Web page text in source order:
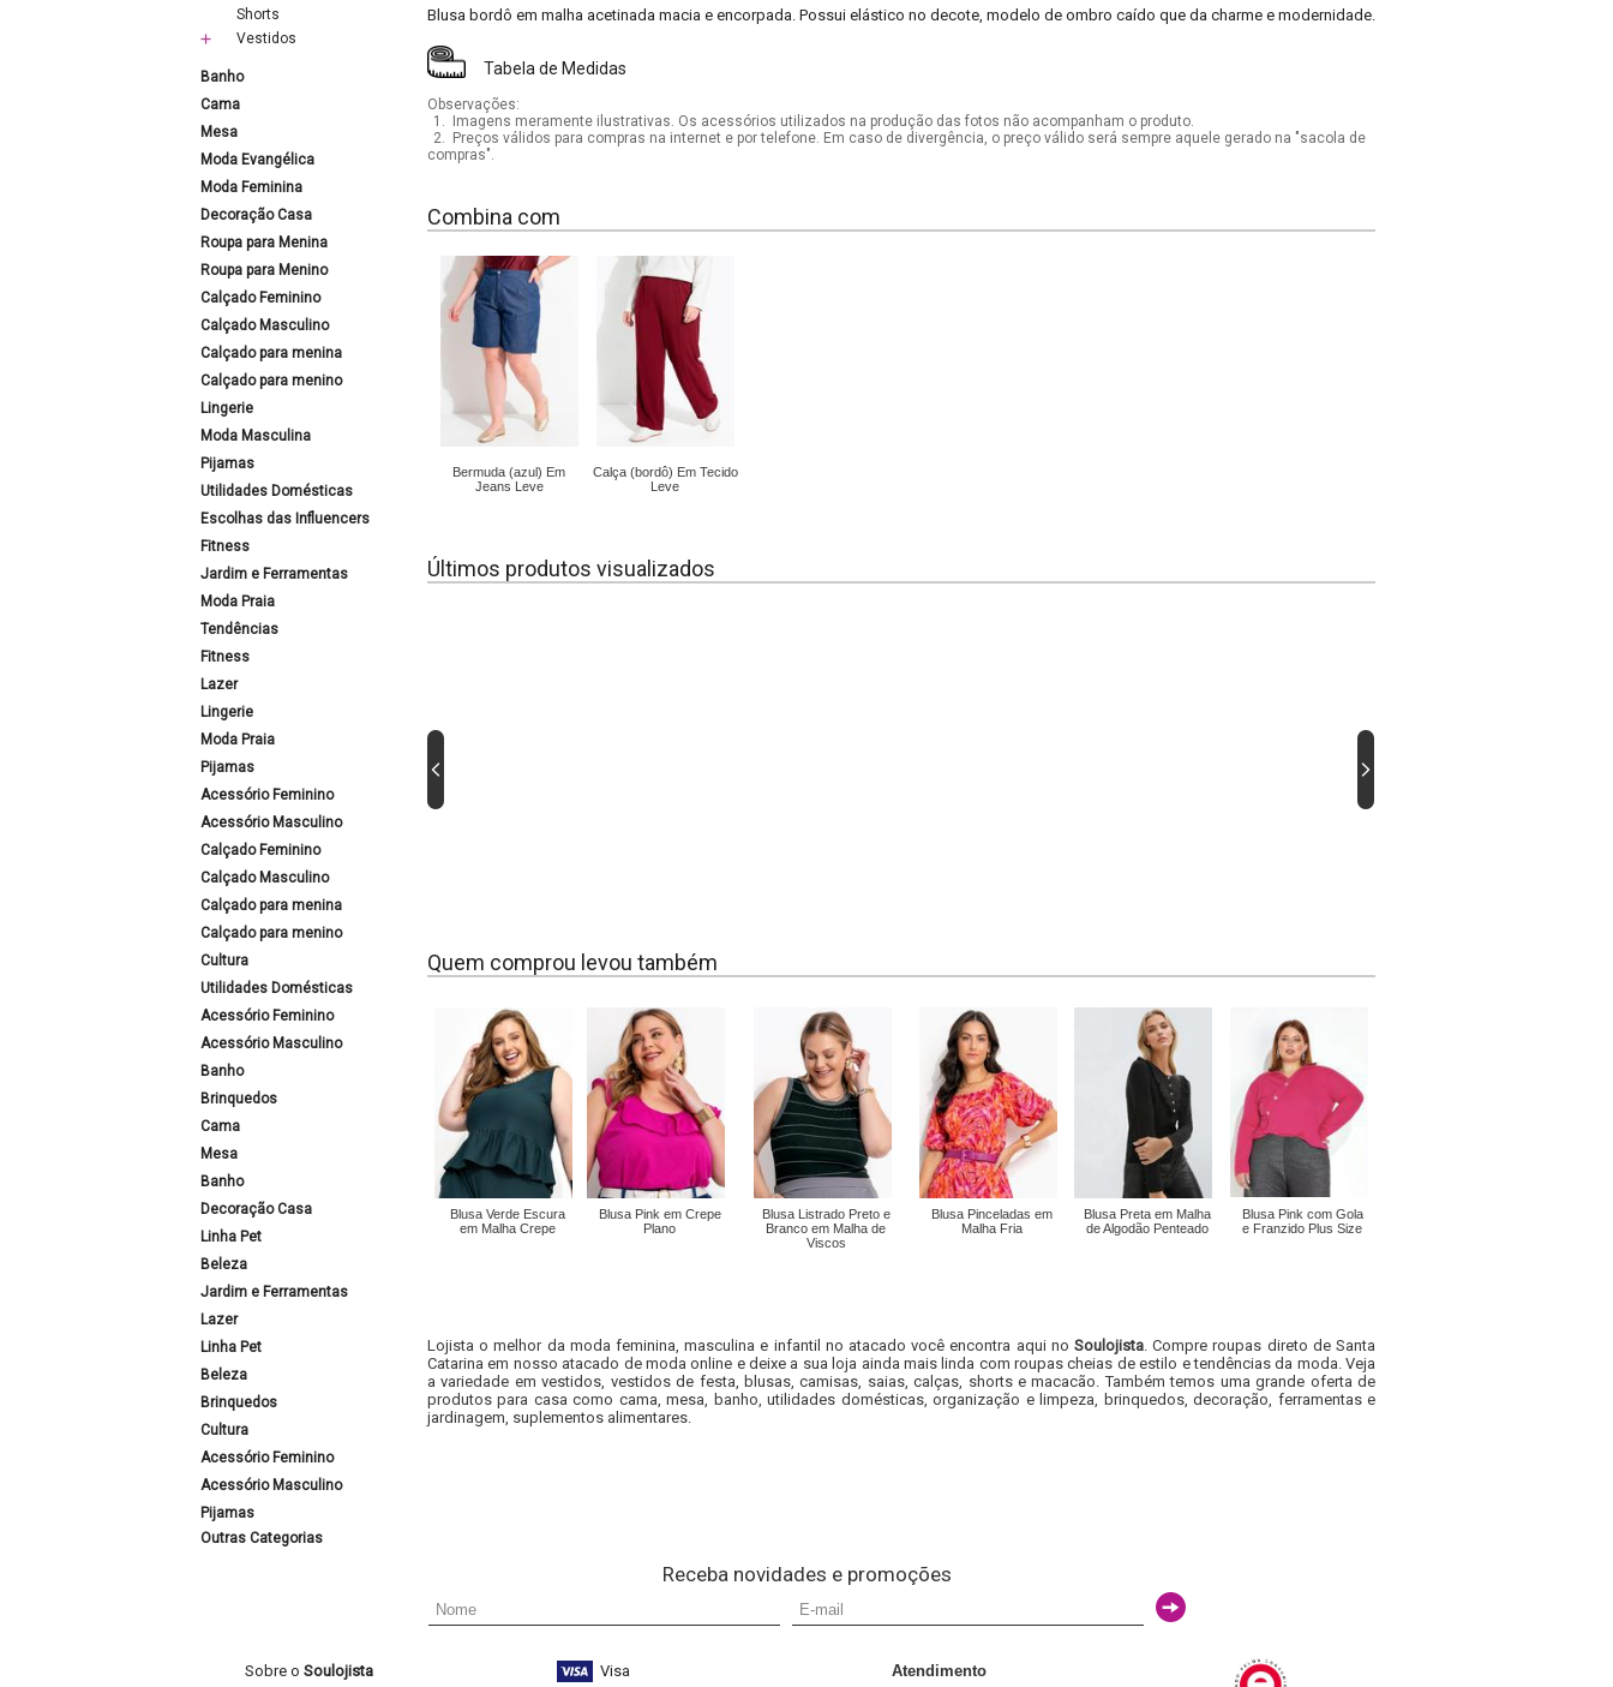
Shorts
Vestidos
Banho
Cama
Mesa
Moda Evangélica
Moda Feminina
Decoração Casa
Roupa para Menina
Roupa para Menino
Calçado Feminino
Calçado Masculino
Calçado para menina
Calçado para menino
Lingerie
Moda Masculina
Pijamas
Utilidades Domésticas
Escolhas das Influencers
Fitness
Jardim e Ferramentas
Moda Praia
Tendências
Fitness
Lazer
Lingerie
Moda Praia
Pijamas
Acessório Feminino
Acessório Masculino
Calçado Feminino
Calçado Masculino
Calçado para menina
Calçado para menino
Cultura
Utilidades Domésticas
Acessório Feminino
Acessório Masculino
Banho
Brinquedos
Cama
Mesa
Banho
Decoração Casa
Linha Pet
Beleza
Jardim e Ferramentas
Lazer
Linha Pet
Beleza
Brinquedos
Cultura
Acessório Feminino
Acessório Masculino
Pijamas
Outras Categorias
Blusa bordô em malha acetinada macia e encorpada. Possui elástico no decote, modelo de ombro caído que da charme e modernidade.
Tabela de Medidas
Observações:
1.
Imagens meramente ilustrativas. Os acessórios utilizados na produção das fotos não acompanham o produto.
2.
Preços válidos para compras na internet e por telefone. Em caso de divergência, o preço válido será sempre aquele gerado na "sacola de
compras".
Combina com
Bermuda (azul) Em
Jeans Leve
Calça (bordô) Em Tecido
Leve
Últimos produtos visualizados
Quem comprou levou também
Blusa Verde Escura
em Malha Crepe
Blusa Pink em Crepe
Plano
Blusa Listrado Preto e
Branco em Malha de
Viscos
Blusa Pinceladas em
Malha Fria
Blusa Preta em Malha
de Algodão Penteado
Blusa Pink com Gola
e Franzido Plus Size
Lojista o melhor da moda feminina, masculina e infantil no atacado você encontra aqui no Soulojista. Compre roupas direto de Santa
Catarina em nosso atacado de moda online e deixe a sua loja ainda mais linda com roupas cheias de estilo e tendências da moda. Veja
a variedade em vestidos, vestidos de festa, blusas, camisas, saias, calças, shorts e macacão. Também temos uma grande oferta de
produtos para casa como cama, mesa, banho, utilidades domésticas, organização e limpeza, brinquedos, decoração, ferramentas e
jardinagem, suplementos alimentares.
Receba novidades e promoções
Sobre o Soulojista Visa Atendimento